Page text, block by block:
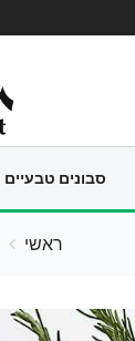
סבונים טבעיים
ראשי